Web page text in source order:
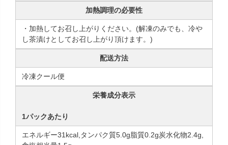
加熱調理の必要性
・加熱してお召し上がりください。(解凍のみでも、冷や
し茶漬けとしてお召し上がり頂けます。)
配送方法
冷凍クール便
栄養成分表示
1パックあたり
エネルギー31kcal,タンパク質5.0g脂質0.2g炭水化物2.4g,